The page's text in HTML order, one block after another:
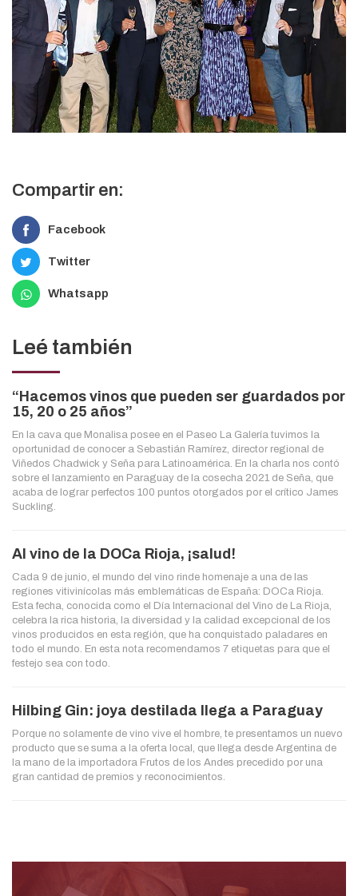
Compartir en:
Facebook
Twitter
Whatsapp
Leé también
“Hacemos vinos que pueden ser guardados por
15, 20 o 25 años”
En la cava que Monalisa posee en el Paseo La Galería tuvimos la
oportunidad de conocer a Sebastián Ramírez, director regional de
Viñedos Chadwick y Seña para Latinoamérica. En la charla nos contó
sobre el lanzamiento en Paraguay de la cosecha 2021 de Seña, que
acaba de lograr perfectos 100 puntos otorgados por el crítico James
Suckling.
Al vino de la DOCa Rioja, ¡salud!
Cada 9 de junio, el mundo del vino rinde homenaje a una de las
regiones vitivinícolas más emblemáticas de España: DOCa Rioja.
Esta fecha, conocida como el Día Internacional del Vino de La Rioja,
celebra la rica historia, la diversidad y la calidad excepcional de los
vinos producidos en esta región, que ha conquistado paladares en
todo el mundo. En esta nota recomendamos 7 etiquetas para que el
festejo sea con todo.
Hilbing Gin: joya destilada llega a Paraguay
Porque no solamente de vino vive el hombre, te presentamos un nuevo
producto que se suma a la oferta local, que llega desde Argentina de
la mano de la importadora Frutos de los Andes precedido por una
gran cantidad de premios y reconocimientos.